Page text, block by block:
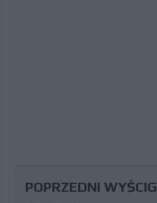
POPRZEDNI WYŚCIG